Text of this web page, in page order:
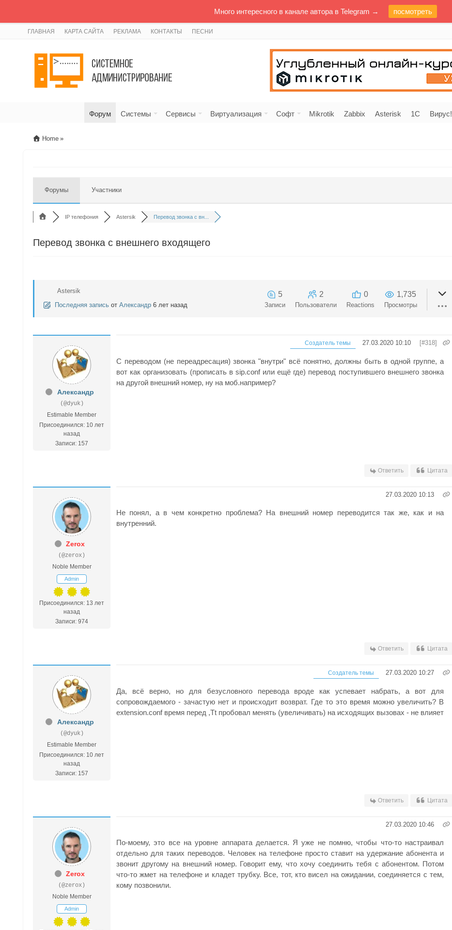
ГЛАВНАЯ КАРТА САЙТА РЕКЛАМА КОНТАКТЫ ПЕСНИ
Форум Системы Сервисы Виртуализация Софт Mikrotik Zabbix Asterisk 1C Вирус!
Home »
Форумы Участники
IP телефония Astersik Перевод звонка с вн...
Перевод звонка с внешнего входящего
Astersik
Последняя запись от Александр 6 лет назад
5
Записи
2
Пользователи
0
Reactions
1,735
Просмотры
Александр
(@dyuk)
Estimable Member
Присоединился: 10 лет
назад
Записи: 157
Создатель темы 27.03.2020 10:10 [#318]
С переводом (не переадресация) звонка "внутри" всё понятно, должны быть в одной группе, а
вот как организовать (прописать в sip.conf или ещё где) перевод поступившего внешнего звонка
на другой внешний номер, ну на моб.например?
Ответить Цитата
Zerox
(@zerox)
Noble Member
Admin
Присоединился: 13 лет
назад
Записи: 974
27.03.2020 10:13
Не понял, а в чем конкретно проблема? На внешний номер переводится так же, как и на
внутренний.
Ответить Цитата
Александр
(@dyuk)
Estimable Member
Присоединился: 10 лет
назад
Записи: 157
Создатель темы 27.03.2020 10:27
Да, всё верно, но для безусловного перевода вроде как успевает набрать, а вот для
сопровождаемого - зачастую нет и происходит возврат. Где то это время можно увеличить? В
extension.conf время перед ,Tt пробовал менять (увеличивать) на исходящих вызовах - не влияет
Ответить Цитата
Zerox
(@zerox)
Noble Member
Admin
27.03.2020 10:46
По-моему, это все на уровне аппарата делается. Я уже не помню, чтобы что-то настраивал
отдельно для таких переводов. Человек на телефоне просто ставит на удержание абонента и
звонит другому на внешний номер. Говорит ему, что хочу соединить тебя с абонентом. Потом
что-то жмет на телефоне и кладет трубку. Все, тот, кто висел на ожидании, соединяется с тем,
кому позвонили.
Много интересного в канале автора в Telegram → посмотреть